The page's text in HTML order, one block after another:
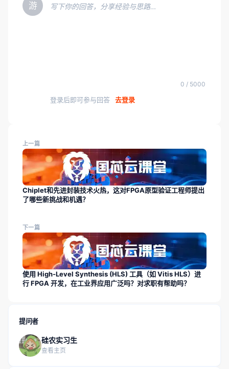
游 写下你的回答，分享经验与思路…
0 / 5000
登录后即可参与回答 去登录
上一篇
Chiplet和先进封装技术火热，这对FPGA原型验证工程师提出
了哪些新挑战和机遇？
下一篇
使用 High-Level Synthesis (HLS) 工具（如 Vitis HLS）进
行 FPGA 开发，在工业界应用广泛吗？对求职有帮助吗？
提问者
硅农实习生
查看主页